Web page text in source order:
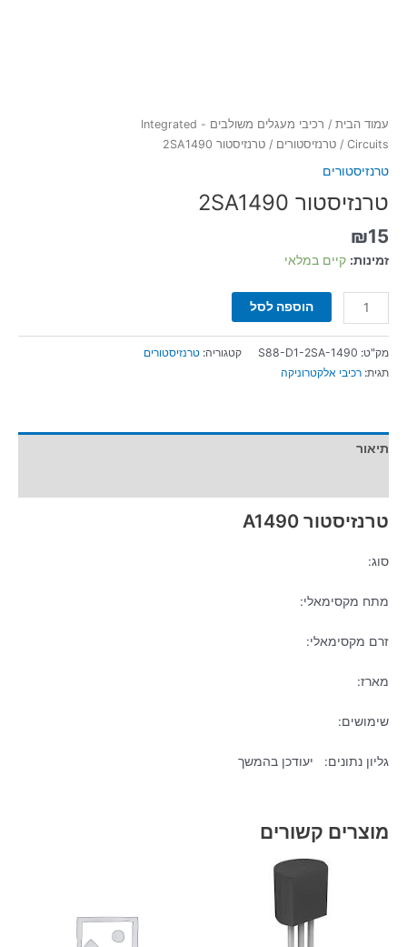
עמוד הבית /
רכיבי מעגלים משולבים - Integrated
Circuits
/ טרנזיסטורים / טרנזיסטור 2SA1490
טרנזיסטורים
טרנזיסטור 2SA1490
₪15
זמינות: קיים במלאי
הוספה לסל
מק"ט: S88-D1-2SA-1490 קטגוריה: טרנזיסטורים
תגית: רכיבי אלקטרוניקה
תיאור
טרנזיסטור A1490
סוג:
מתח מקסימאלי:
זרם מקסימאלי:
מארז:
שימושים:
גליון נתונים: יעודכן בהמשך
מוצרים קשורים